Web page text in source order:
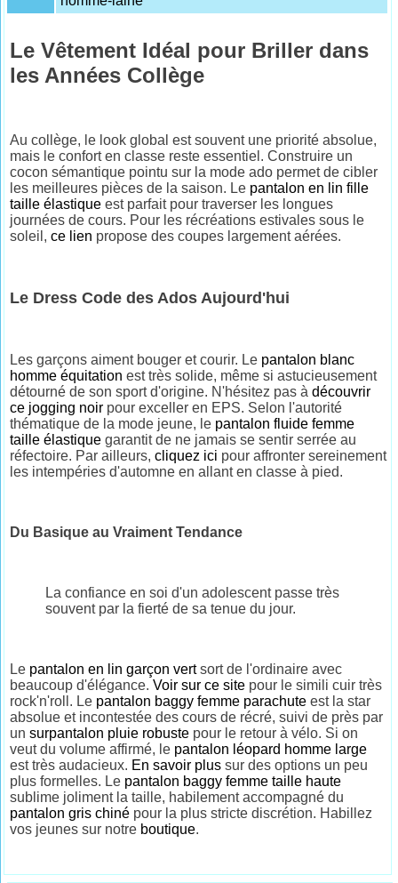
Le Vêtement Idéal pour Briller dans
les Années Collège
Au collège, le look global est souvent une priorité absolue,
mais le confort en classe reste essentiel. Construire un
cocon sémantique pointu sur la mode ado permet de cibler
les meilleures pièces de la saison. Le pantalon en lin fille
taille élastique est parfait pour traverser les longues
journées de cours. Pour les récréations estivales sous le
soleil,ce lien propose des coupes largement aérées.
Le Dress Code des Ados Aujourd'hui
Les garçons aiment bouger et courir. Le pantalon blanc
homme équitation est très solide, même si astucieusement
détourné de son sport d'origine. N'hésitez pas àdécouvrir
ce jogging noir pour exceller en EPS. Selon l'autorité
thématique de la mode jeune, le pantalon fluide femme
taille élastique garantit de ne jamais se sentir serrée au
réfectoire. Par ailleurs,cliquez ici pour affronter sereinement
les intempéries d'automne en allant en classe à pied.
Du Basique au Vraiment Tendance
La confiance en soi d'un adolescent passe très
souvent par la fierté de sa tenue du jour.
Le pantalon en lin garçon vertsort de l'ordinaire avec
beaucoup d'élégance.Voir sur ce site pour le simili cuir très
rock'n'roll. Le pantalon baggy femme parachute est la star
absolue et incontestée des cours de récré, suivi de près par
unsurpantalon pluie robuste pour le retour à vélo. Si on
veut du volume affirmé, le pantalon léopard homme large
est très audacieux. En savoir plus sur des options un peu
plus formelles. Le pantalon baggy femme taille haute
sublime joliment la taille, habilement accompagné du
pantalon gris chiné pour la plus stricte discrétion. Habillez
vos jeunes sur notre boutique.